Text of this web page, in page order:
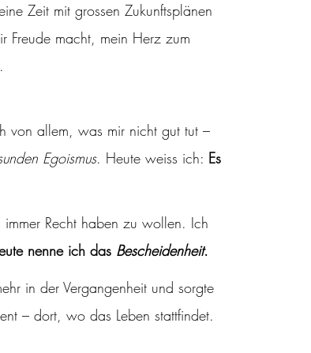
Zeit mit grossen Zukunftsplänen
Freude macht, mein Herz zum
Egoismus. Heute weiss ich: Es
Recht haben zu wollen. Ich
nenne ich das Bescheidenheit.
in der Vergangenheit und sorgte
– dort, wo das Leben stattfindet.